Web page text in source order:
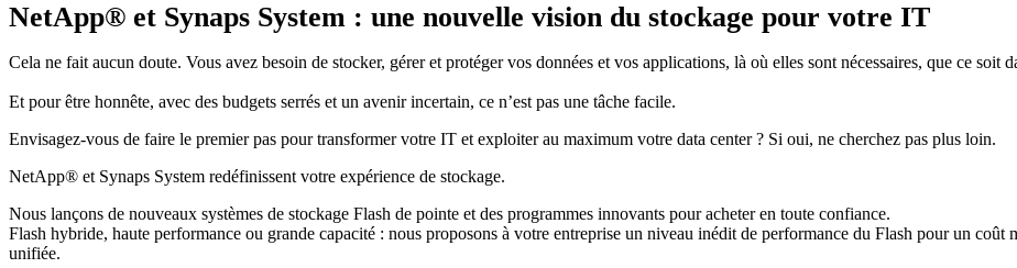
NetApp® et Synaps System : une nouvelle vision du stockage pour votre IT
Cela ne fait aucun doute. Vous avez besoin de stocker, gérer et protéger vos données et vos applications, là où elles sont nécessaires, que ce soit
Et pour être honnête, avec des budgets serrés et un avenir incertain, ce n’est pas une tâche facile.
Envisagez-vous de faire le premier pas pour transformer votre IT et exploiter au maximum votre data center ? Si oui, ne cherchez pas plus loin.
NetApp® et Synaps System redéfinissent votre expérience de stockage.
Nous lançons de nouveaux systèmes de stockage Flash de pointe et des programmes innovants pour acheter en toute confiance.
Flash hybride, haute performance ou grande capacité : nous proposons à votre entreprise un niveau inédit de performance du Flash pour un coût
unifiée.